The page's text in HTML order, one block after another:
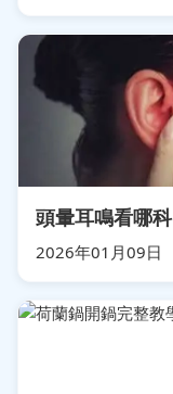
頭暈耳鳴看哪
2026年01月09日